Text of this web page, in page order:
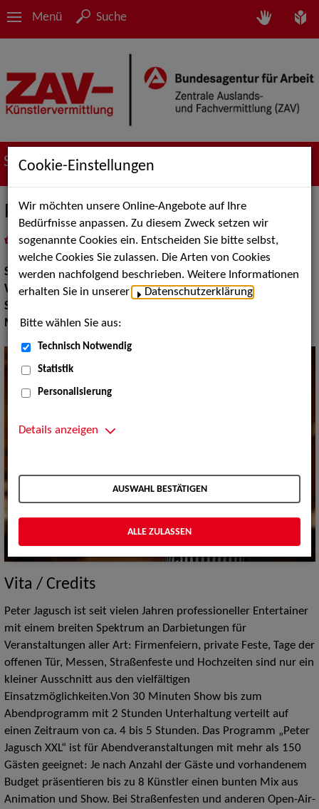
Menü Suche
Suche nach Künstler*innen
Peter Jagusch
als PDF speichern
inMeine Merklistelegen
Show:Walk Acts Animation
Walk Acts Animation:Komisches Kellnern
Show Acts:
Moderation:Moderator / Moderatorin
Vita / Credits
Peter Jagusch ist seit vielen Jahren professioneller Entertainer
mit einem breiten Spektrum an Darbietungen für
Veranstaltungen aller Art: Firmenfeiern, private Feste, Tage der
offenen Tür, Messen, Straßenfeste und Hochzeiten sind nur ein
kleiner Ausschnitt aus den vielfältigen
Einsatzmöglichkeiten.Von 30 Minuten Show bis zum
Abendprogramm mit 2 Stunden Unterhaltung verteilt auf
einen Zeitraum von ca. 4 bis 5 Stunden. Das Programm „Peter
Jagusch XXL“ ist für Abendveranstaltungen mit mehr als 150
Gästen geeignet: Je nach Anzahl der Gäste und vorhandenem
Budget präsentieren bis zu 8 Künstler einen bunten Mix aus
Animation und Show. Bei Straßenfesten und anderen Open-Air-
Cookie-Einstellungen
Wir möchten unsere Online-Angebote auf Ihre
Bedürfnisse anpassen. Zu diesem Zweck setzen wir
sogenannte Cookies ein. Entscheiden Sie bitte selbst,
welche Cookies Sie zulassen. Die Arten von Cookies
werden nachfolgend beschrieben. Weitere Informationen
erhalten Sie in unserer
Datenschutzerklärung
Bitte wählen Sie aus:
Technisch Notwendig
Statistik
Personalisierung
Details anzeigen
AUSWAHL BESTÄTIGEN
ALLE ZULASSEN